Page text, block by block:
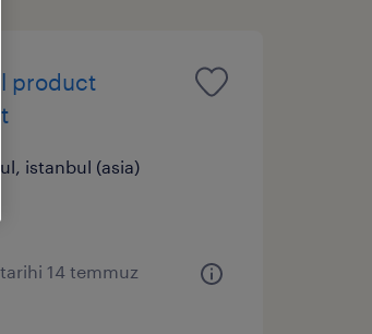
product
istanbul (asia)
14 temmuz